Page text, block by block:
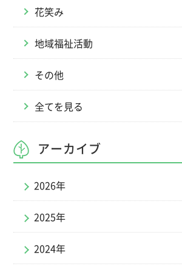
花笑み
地域福祉活動
その他
全てを見る
アーカイブ
2026年
2025年
2024年